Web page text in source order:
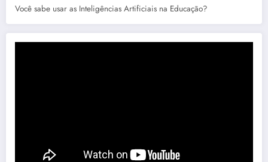
Você sabe usar as Inteligências Artificiais na Educação?